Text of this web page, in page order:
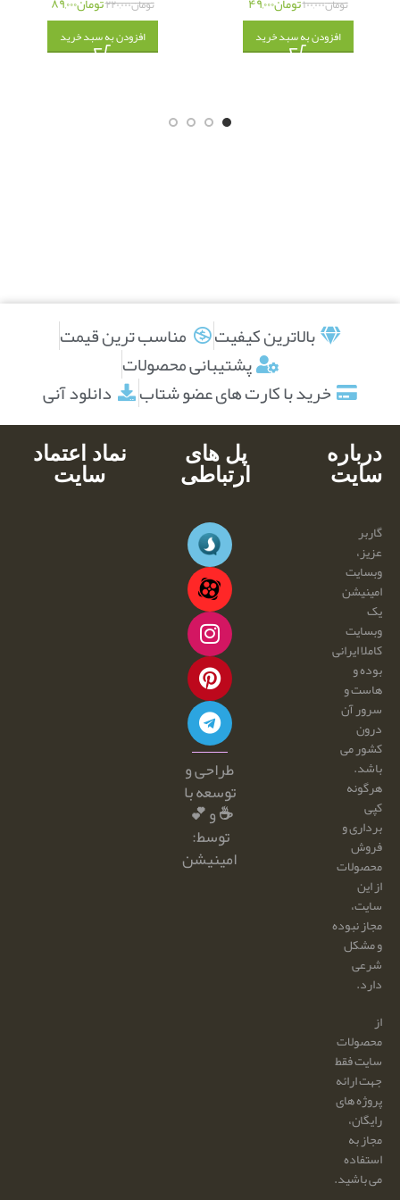
افزودن به سبد خرید افزودن به سبد خرید
بالاترین کیفیت
مناسب ترین قیمت
پشتیبانی محصولات
خرید با کارت های عضو شتاب
دانلود آنی
درباره
سایت
پل های
ارتباطی
نماد اعتماد
سایت
گاربر
عزیز،
وبسایت
امینیشن
یک
وبسایت
کاملا ایرانی
بوده و
هاست و
سرور آن
درون
کشور می
باشد.
هرگونه
کپی
برداری و
فروش
محصولات
از این
سایت،
مجاز نبوده
و مشکل
شرعی
دارد.
از
محصولات
سایت فقط
جهت ارائه
پروژه های
رایگان،
مجاز به
استفاده
می باشید.
طراحی و
توسعه با
☕ و 💕
توسط:
امینیشن